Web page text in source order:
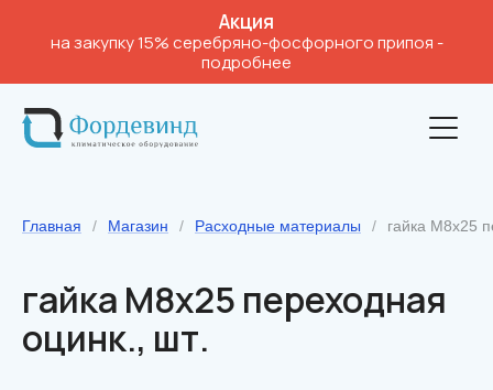
Акция
на закупку 15% серебряно-фосфорного припоя -
подробнее
Главная / Магазин / Расходные материалы / гайка М8х25
гайка М8х25 переходная
оцинк., шт.